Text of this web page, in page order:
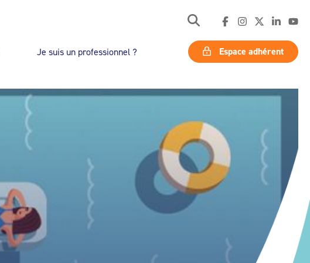
Je suis un professionnel ? Espace adhérent